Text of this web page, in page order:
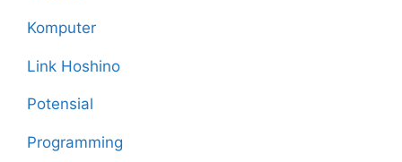
Komputer
Link Hoshino
Potensial
Programming